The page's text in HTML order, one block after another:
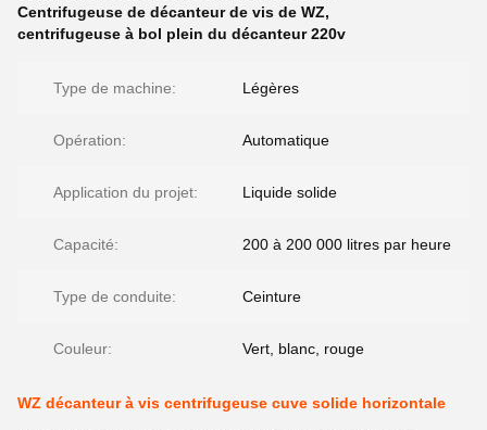
Centrifugeuse de décanteur de vis de WZ,
centrifugeuse à bol plein du décanteur 220v
Type de machine: Légères
Opération: Automatique
Application du projet: Liquide solide
Capacité: 200 à 200 000 litres par heure
Type de conduite: Ceinture
Couleur: Vert, blanc, rouge
WZ décanteur à vis centrifugeuse cuve solide horizontale